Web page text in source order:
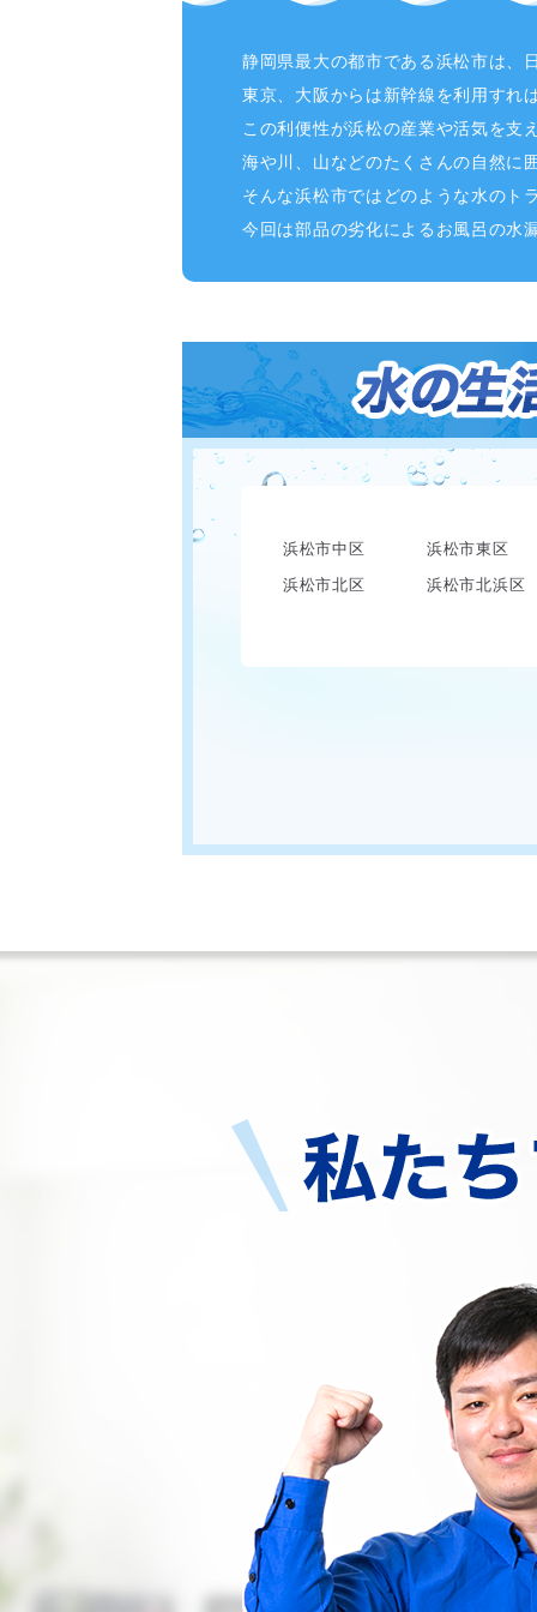
静岡県最大の都市である浜松市は、
東京、大阪からは新幹線を利用すれ
この利便性が浜松の産業や活気を支
海や川、山などのたくさんの自然に
そんな浜松市ではどのような水のト
今回は部品の劣化によるお風呂の水
浜松市中区
浜松市東区
浜松市北区
浜松市北浜区